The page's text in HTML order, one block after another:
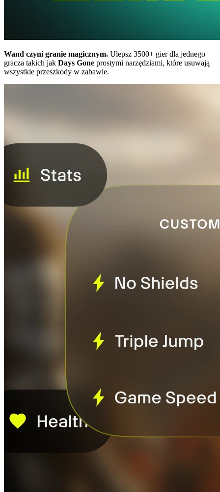
Wand czyni granie magicznym. Ulepsz 3500+ gier dla jednego
gracza takich jak Days Gone prostymi narzędziami, które usuwają
wszystkie przeszkody w zabawie.